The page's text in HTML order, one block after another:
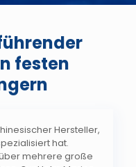
festen
Hersteller,
hat.
mehrere große